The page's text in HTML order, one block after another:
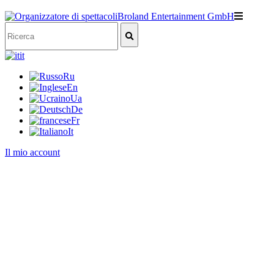
it
Ru
En
Ua
De
Fr
It
Il mio account